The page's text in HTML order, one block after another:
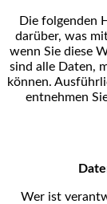
Die folgenden
darüber, was
wenn Sie diese
sind alle Daten,
können.
entnehmen
Wer ist